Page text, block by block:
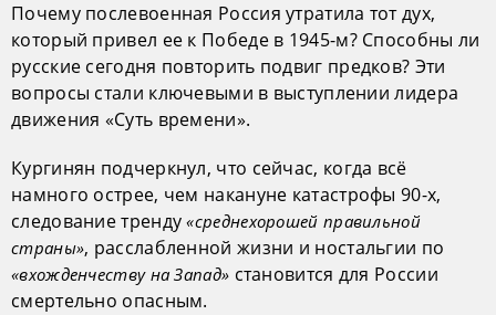
Почему послевоенная Россия утратила тот дух,
который привел ее к Победе в 1945-м? Способны ли
русские сегодня повторить подвиг предков? Эти
вопросы стали ключевыми в выступлении лидера
движения «Суть времени».
Кургинян подчеркнул, что сейчас, когда всё
намного острее, чем накануне катастрофы 90-х,
следование тренду«среднехорошей правильной
страны», расслабленной жизни и ностальгии по
«вхожденчеству на Запад» становится для России
смертельно опасным.